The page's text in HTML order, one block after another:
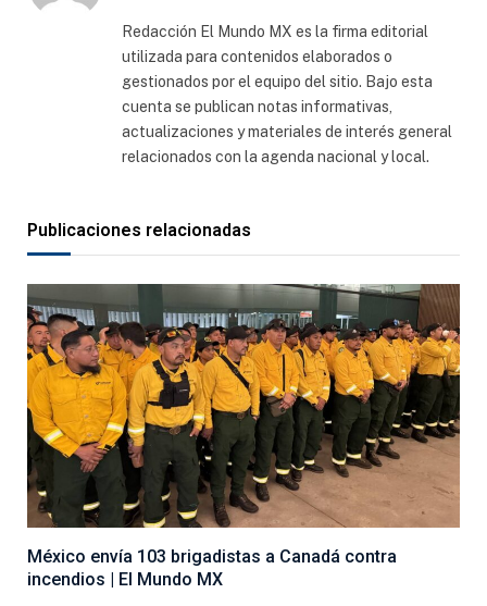
Redacción El Mundo MX es la firma editorial
utilizada para contenidos elaborados o
gestionados por el equipo del sitio. Bajo esta
cuenta se publican notas informativas,
actualizaciones y materiales de interés general
relacionados con la agenda nacional y local.
Publicaciones relacionadas
México envía 103 brigadistas a Canadá contra
incendios | El Mundo MX